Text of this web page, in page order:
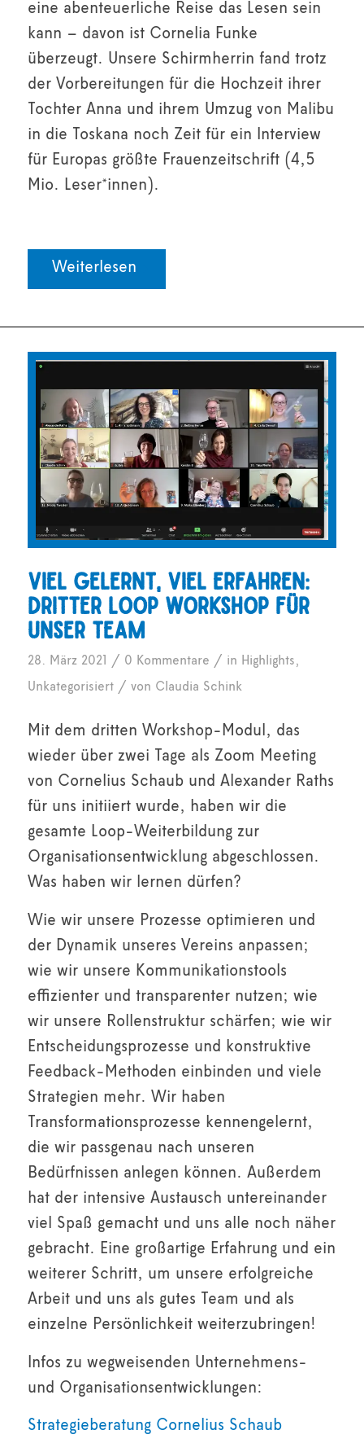
eine abenteuerliche Reise das Lesen sein
kann – davon ist Cornelia Funke
überzeugt. Unsere Schirmherrin fand trotz
der Vorbereitungen für die Hochzeit ihrer
Tochter Anna und ihrem Umzug von Malibu
in die Toskana noch Zeit für ein Interview
für Europas größte Frauenzeitschrift (4,5
Mio. Leser*innen).
Weiterlesen
Viel gelernt, viel erfahren:
Dritter Loop Workshop für
unser Team
28. März 2021 / 0 Kommentare / in Highlights,
Unkategorisiert / von Claudia Schink
Mit dem dritten Workshop-Modul, das
wieder über zwei Tage als Zoom Meeting
von Cornelius Schaub und Alexander Raths
für uns initiiert wurde, haben wir die
gesamte Loop-Weiterbildung zur
Organisationsentwicklung abgeschlossen.
Was haben wir lernen dürfen?
Wie wir unsere Prozesse optimieren und
der Dynamik unseres Vereins anpassen;
wie wir unsere Kommunikationstools
effizienter und transparenter nutzen; wie
wir unsere Rollenstruktur schärfen; wie wir
Entscheidungsprozesse und konstruktive
Feedback-Methoden einbinden und viele
Strategien mehr. Wir haben
Transformationsprozesse kennengelernt,
die wir passgenau nach unseren
Bedürfnissen anlegen können. Außerdem
hat der intensive Austausch untereinander
viel Spaß gemacht und uns alle noch näher
gebracht. Eine großartige Erfahrung und ein
weiterer Schritt, um unsere erfolgreiche
Arbeit und uns als gutes Team und als
einzelne Persönlichkeit weiterzubringen!
Infos zu wegweisenden Unternehmens-
und Organisationsentwicklungen:
Strategieberatung Cornelius Schaub